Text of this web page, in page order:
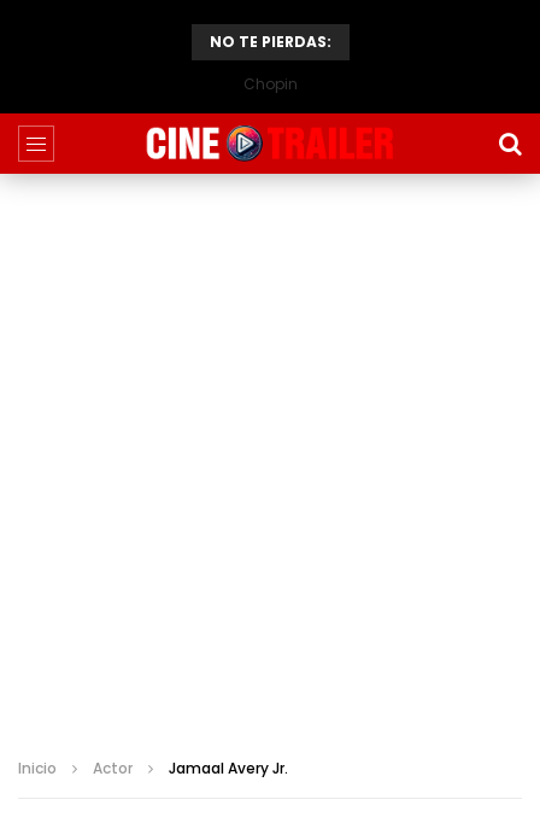
NO TE PIERDAS:
Chopin
Inicio Actor Jamaal Avery Jr.